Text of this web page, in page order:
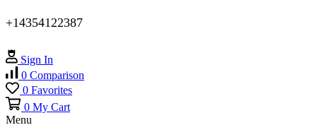
+14354122387
Sign In
0 Comparison
0 Favorites
0 My Cart
Menu